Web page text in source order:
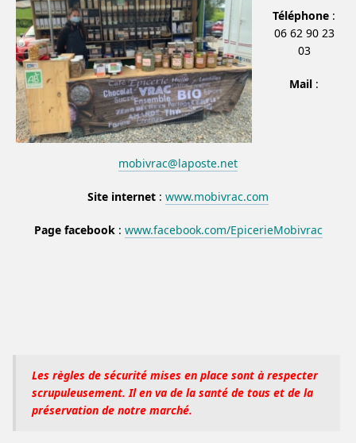
Téléphone :
06 62 90 23
03
Mail :
mobivrac@laposte.net
Site internet : www.mobivrac.com
Page facebook: www.facebook.com/EpicerieMobivrac
Les règles de sécurité mises en place sont à respecter
scrupuleusement. Il en va de la santé de tous et de la
préservation de notre marché.